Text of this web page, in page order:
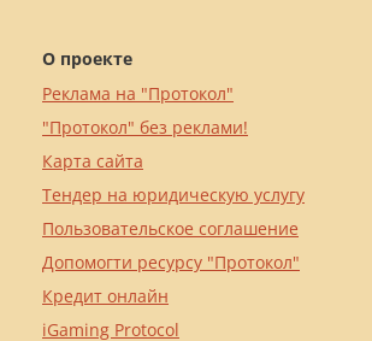
О проекте
Реклама на "Протокол"
"Протокол" без реклами!
Карта сайта
Тендер на юридическую услугу
Пользовательское соглашение
Допомогти ресурсу "Протокол"
Кредит онлайн
iGaming Protocol